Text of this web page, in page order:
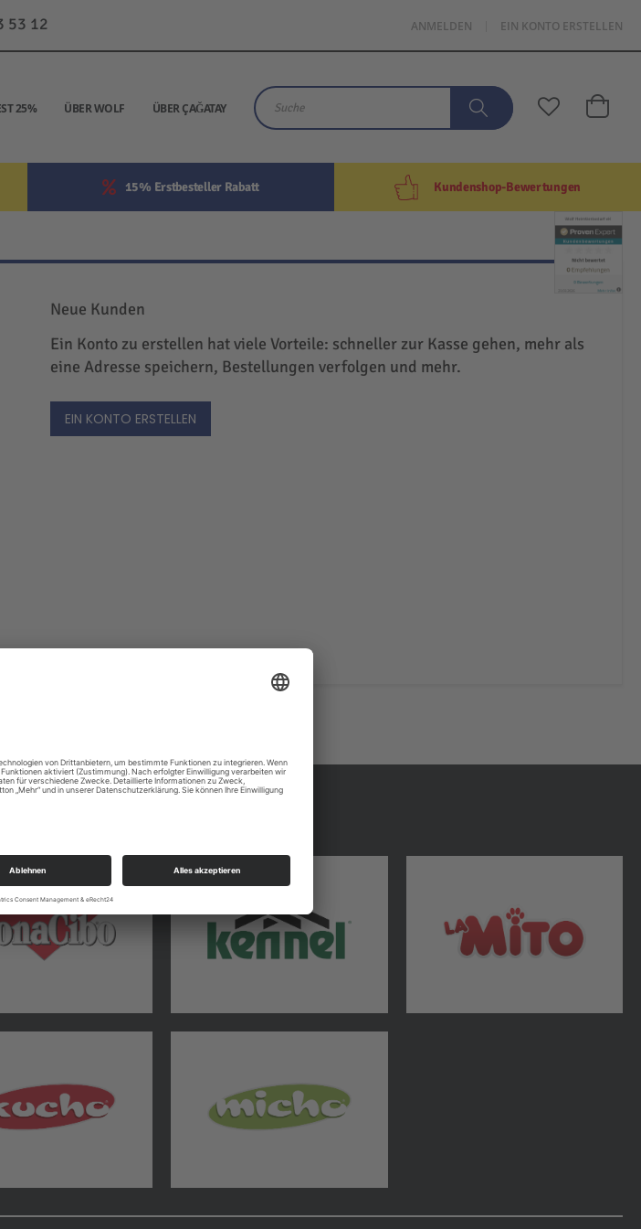
53 12 ANMELDEN EIN KONTO ERSTELLEN
25% ÜBER WOLF ÜBER ÇAĞATAY
Suche Mein
15% Erstbesteller Rabatt Kundenshop-Bewertungen
Neue Kunden
Ein Konto zu erstellen hat viele Vorteile: schneller zur Kasse gehen, mehr als
eine Adresse speichern, Bestellungen verfolgen und mehr.
EIN KONTO ERSTELLEN